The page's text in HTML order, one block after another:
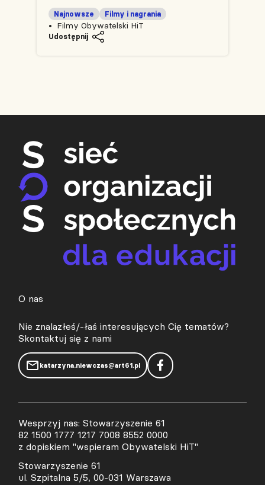
Filmy Obywatelski HiT
Najnowsze Filmy i nagrania
Udostępnij
O nas
Nie znalazłeś/-łaś interesujących Cię tematów?
Skontaktuj się z nami
katarzyna.niewczas@art61.pl
Wesprzyj nas: Stowarzyszenie 61
82 1500 1777 1217 7008 8552 0000
z dopiskiem "wspieram Obywatelski HiT"
Stowarzyszenie 61
ul. Szpitalna 5/5, 00-031 Warszawa